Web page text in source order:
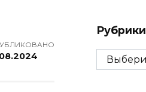
Рубрики
Рубрики